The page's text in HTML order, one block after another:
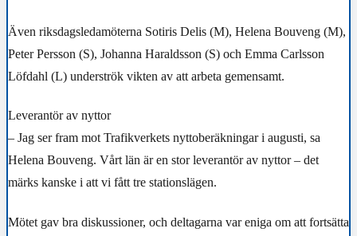
Även riksdagsledamöterna Sotiris Delis (M), Helena Bouveng (M),
Peter Persson (S), Johanna Haraldsson (S) och Emma Carlsson
Löfdahl (L) underströk vikten av att arbeta gemensamt.
Leverantör av nyttor
– Jag ser fram mot Trafikverkets nyttoberäkningar i augusti, sa
Helena Bouveng. Vårt län är en stor leverantör av nyttor – det
märks kanske i att vi fått tre stationslägen.
Mötet gav bra diskussioner, och deltagarna var eniga om att fortsätta